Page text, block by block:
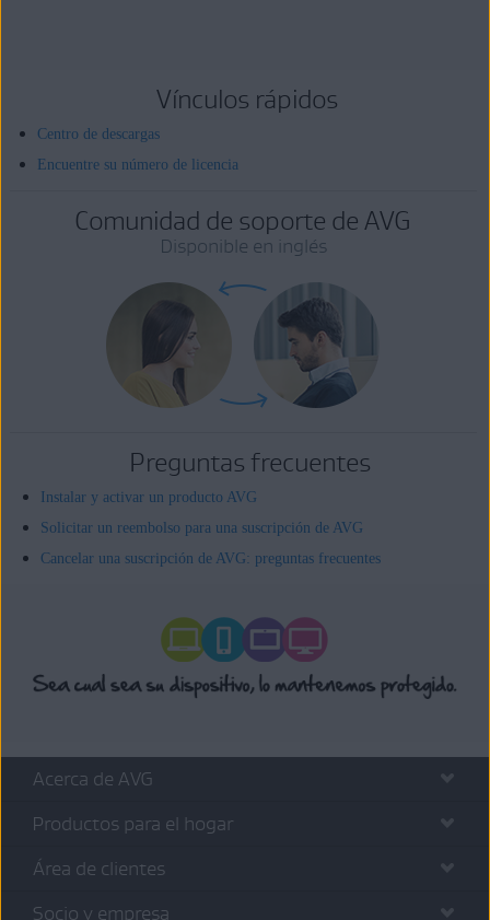
Vínculos rápidos
Centro de descargas
Encuentre su número de licencia
Comunidad de soporte de AVG
Disponible en inglés
Preguntas frecuentes
Instalar y activar un producto AVG
Solicitar un reembolso para una suscripción de AVG
Cancelar una suscripción de AVG: preguntas frecuentes
Acerca de AVG
Productos para el hogar
Área de clientes
Socio y empresa